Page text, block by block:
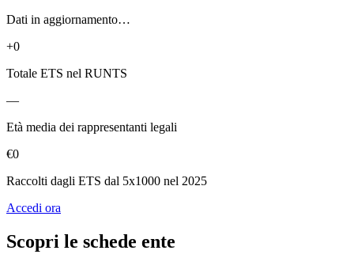
Dati in aggiornamento…
+0
Totale ETS nel RUNTS
—
Età media dei rappresentanti legali
€0
Raccolti dagli ETS dal 5x1000 nel 2025
Accedi ora
Scopri le schede ente